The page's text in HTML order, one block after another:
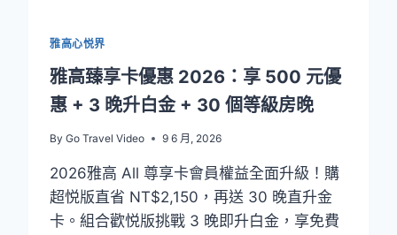
元
住
宿
值
嗎？
雅高心悦界
雅高臻享卡優惠 2026：享 500 元優
惠 + 3 晚升白金 + 30 個等級房晚
By Go Travel Video 9 6 月, 2026
2026雅高 All 尊享卡會員權益全面升級！購
超悦版直省 NT$2,150，再送 30 晚直升金
卡。組合歡悦版挑戰 3 晚即升白金，享免費